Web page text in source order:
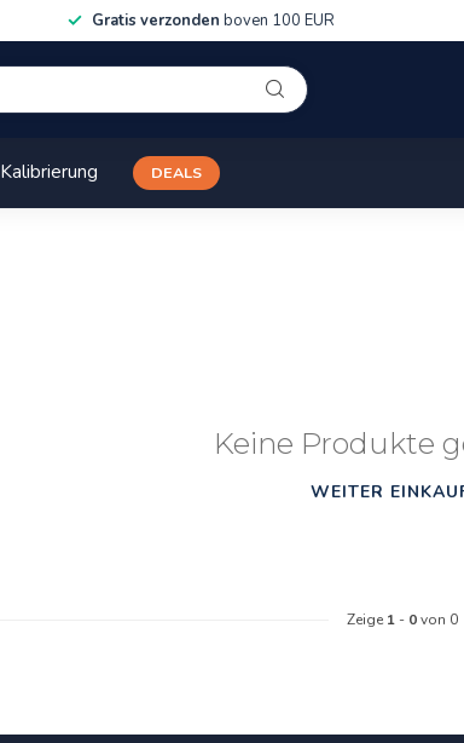
Gratis verzonden boven 100 EUR
Kalibrierung DEALS
Keine Produkte
WEITER
Zeige 1 - 0von 0